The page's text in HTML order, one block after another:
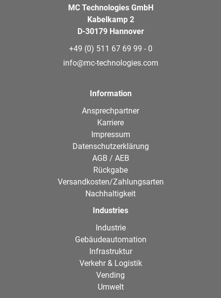
MC Technologies GmbH
Kabelkamp 2
D-30179 Hannover
+49 (0) 511 67 69 99 - 0
info@mc-technologies.com
Information
Ansprechpartner
Karriere
Impressum
Datenschutzerklärung
AGB / AEB
Rückgabe
Versandkosten/Zahlungsarten
Nachhaltigkeit
Industries
Industrie
Gebäudeautomation
Infrastruktur
Verkehr & Logistik
Vending
Umwelt